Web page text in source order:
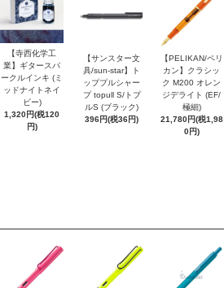
【寺西化学工
業】ギタースパ
ークルインキ (ミ
ッドナイトネイ
ビー)
1,320円(税120
円)
【サンスター文
具/sun-star】ト
ッププルシャー
プ topull S/トプ
ルS (ブラック)
396円(税36円)
【PELIKAN/ペリ
カン】クラシッ
ク M200 オレン
ジデライト (EF/
極細)
21,780円(税1,98
0円)